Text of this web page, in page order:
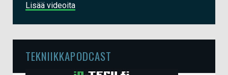
Lisää videoita
TEKNIIKKAPODCAST